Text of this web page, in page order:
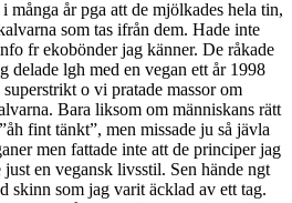
år pga att de mjölkades hela tin,
som tas ifrån dem. Hade inte
fr ekobönder jag känner. De råkade
delade lgh med en vegan ett år 1998
o vi pratade massor om
Bara liksom om människans rätt
fint tänkt”, men missade ju så jävla
men fattade inte att de principer jag
en vegansk livsstil. Sen hände ngt
skinn som jag varit äcklad av ett tag.